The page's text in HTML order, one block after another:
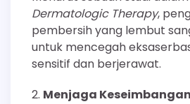
Dermatologic Therapy,
pembersih yang lembut
untuk mencegah
sensitif dan berjerawat.
Menjaga